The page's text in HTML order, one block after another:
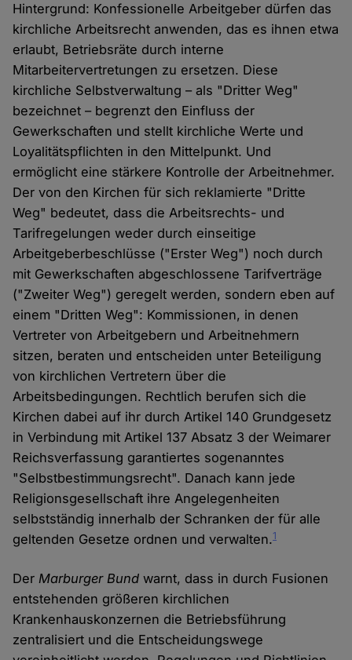
Hintergrund: Konfessionelle Arbeitgeber dürfen das
kirchliche Arbeitsrecht anwenden, das es ihnen etwa
erlaubt, Betriebsräte durch interne
Mitarbeitervertretungen zu ersetzen. Diese
kirchliche Selbstverwaltung – als "Dritter Weg"
bezeichnet – begrenzt den Einfluss der
Gewerkschaften und stellt kirchliche Werte und
Loyalitätspflichten in den Mittelpunkt. Und
ermöglicht eine stärkere Kontrolle der Arbeitnehmer.
Der von den Kirchen für sich reklamierte "Dritte
Weg" bedeutet, dass die Arbeitsrechts- und
Tarifregelungen weder durch einseitige
Arbeitgeberbeschlüsse ("Erster Weg") noch durch
mit Gewerkschaften abgeschlossene Tarifverträge
("Zweiter Weg") geregelt werden, sondern eben auf
einem "Dritten Weg": Kommissionen, in denen
Vertreter von Arbeitgebern und Arbeitnehmern
sitzen, beraten und entscheiden unter Beteiligung
von kirchlichen Vertretern über die
Arbeitsbedingungen. Rechtlich berufen sich die
Kirchen dabei auf ihr durch Artikel 140 Grundgesetz
in Verbindung mit Artikel 137 Absatz 3 der Weimarer
Reichsverfassung garantiertes sogenanntes
"Selbstbestimmungsrecht". Danach kann jede
Religionsgesellschaft ihre Angelegenheiten
selbstständig innerhalb der Schranken der für alle
geltenden Gesetze ordnen und verwalten.1
DerMarburger Bund warnt, dass in durch Fusionen
entstehenden größeren kirchlichen
Krankenhauskonzernen die Betriebsführung
zentralisiert und die Entscheidungswege